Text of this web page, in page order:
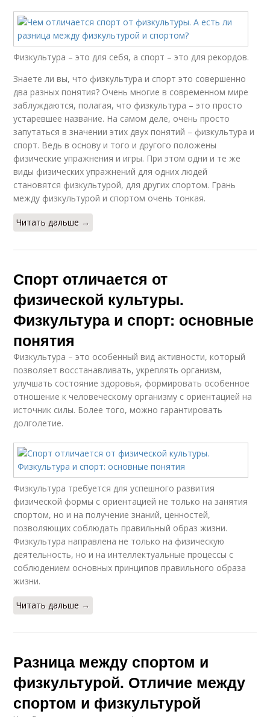
Физкультура – это для себя, а спорт – это для рекордов.
Знаете ли вы, что физкультура и спорт это совершенно
два разных понятия? Очень многие в современном мире
заблуждаются, полагая, что физкультура – это просто
устаревшее название. На самом деле, очень просто
запутаться в значении этих двух понятий – физкультура и
спорт. Ведь в основу и того и другого положены
физические упражнения и игры. При этом одни и те же
виды физических упражнений для одних людей
становятся физкультурой, для других спортом. Грань
между физкультурой и спортом очень тонкая.
Читать дальше →
Спорт отличается от
физической культуры.
Физкультура и спорт: основные
понятия
Физкультура – это особенный вид активности, который
позволяет восстанавливать, укреплять организм,
улучшать состояние здоровья, формировать особенное
отношение к человеческому организму с ориентацией на
источник силы. Более того, можно гарантировать
долголетие.
Физкультура требуется для успешного развития
физической формы с ориентацией не только на занятия
спортом, но и на получение знаний, ценностей,
позволяющих соблюдать правильный образ жизни.
Физкультура направлена не только на физическую
деятельность, но и на интеллектуальные процессы с
соблюдением основных принципов правильного образа
жизни.
Читать дальше →
Разница между спортом и
физкультурой. Отличие между
спортом и физкультурой